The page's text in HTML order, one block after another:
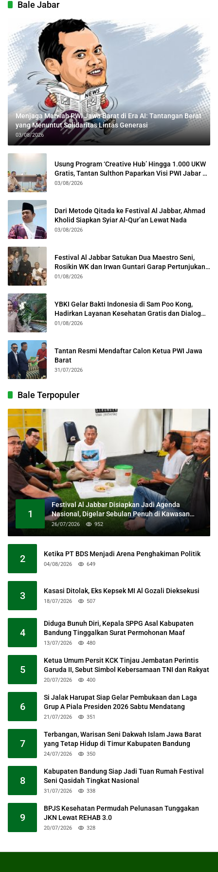
Bale Jabar
Menjaga Marwah PWI Jawa Barat di Era AI: Tantangan Berat
yang Menuntut Solidaritas Lintas Generasi
03/08/2026
Usung Program ‘Creative Hub’ Hingga 1.000 UKW
Gratis, Tantan Sulthon Paparkan Visi PWI Jabar di
Kota Bogor
03/08/2026
Dari Metode Qitada ke Festival Al Jabbar, Ahmad
Kholid Siapkan Syiar Al-Qur’an Lewat Nada
03/08/2026
Festival Al Jabbar Satukan Dua Maestro Seni,
Rosikin WK dan Irwan Guntari Garap Pertunjukan
Kolosal
01/08/2026
YBKI Gelar Bakti Indonesia di Sam Poo Kong,
Hadirkan Layanan Kesehatan Gratis dan Dialog
Kebangsaan
01/08/2026
Tantan Resmi Mendaftar Calon Ketua PWI Jawa
Barat
31/07/2026
Bale Terpopuler
1
Festival Al Jabbar Disiapkan Jadi Agenda
Nasional, Digelar Sebulan Penuh di Kawasan
Masjid Raya Al Jabbar
26/07/2026 952
2 Ketika PT BDS Menjadi Arena Penghakiman Politik
04/08/2026 649
3 Kasasi Ditolak, Eks Kepsek MI Al Gozali Dieksekusi
18/07/2026 507
4
Diduga Bunuh Diri, Kepala SPPG Asal Kabupaten
Bandung Tinggalkan Surat Permohonan Maaf
13/07/2026 480
5
Ketua Umum Persit KCK Tinjau Jembatan Perintis
Garuda II, Sebut Simbol Kebersamaan TNI dan Rakyat
20/07/2026 400
6
Si Jalak Harupat Siap Gelar Pembukaan dan Laga
Grup A Piala Presiden 2026 Sabtu Mendatang
21/07/2026 351
7
Terbangan, Warisan Seni Dakwah Islam Jawa Barat
yang Tetap Hidup di Timur Kabupaten Bandung
24/07/2026 350
8
Kabupaten Bandung Siap Jadi Tuan Rumah Festival
Seni Qasidah Tingkat Nasional
31/07/2026 338
9
BPJS Kesehatan Permudah Pelunasan Tunggakan
JKN Lewat REHAB 3.0
20/07/2026 328